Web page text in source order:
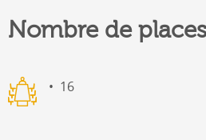
Nombre de places
16